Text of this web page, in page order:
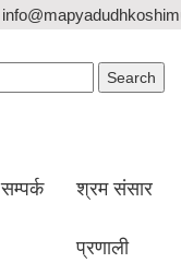
सम्पर्क श्रम संसार
प्रणाली